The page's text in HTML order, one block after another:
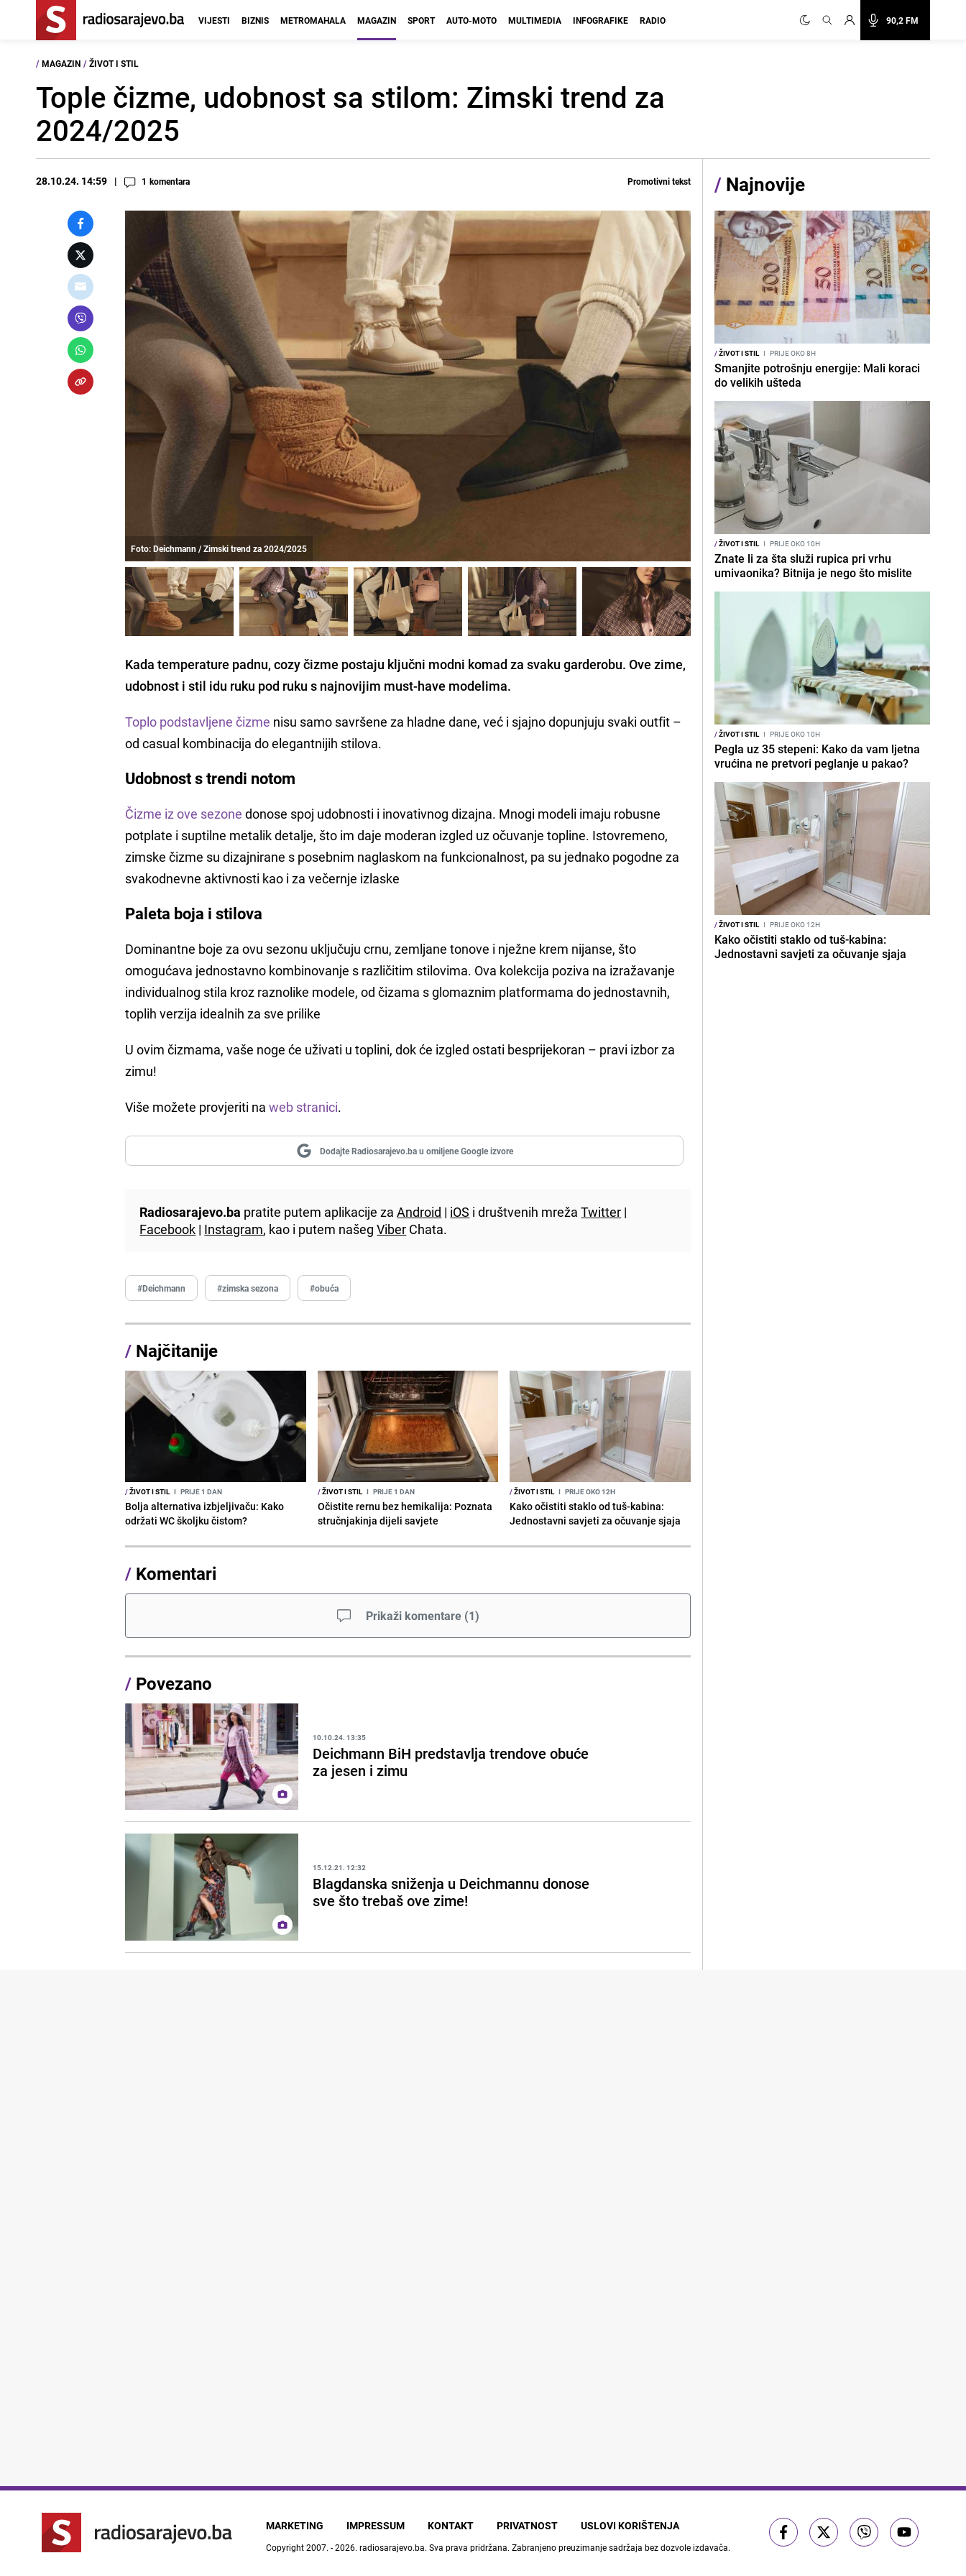
90,2 FM
VIJESTI BIZNIS METROMAHALA MAGAZIN SPORT AUTO-MOTO MULTIMEDIA INFOGRAFIKE RADIO
/ MAGAZIN / ŽIVOT I STIL
Tople čizme, udobnost sa stilom: Zimski trend za
2024/2025
28.10.24. 14:59 1 komentara Promotivni tekst
Foto: Deichmann / Zimski trend za 2024/2025
Kada temperature padnu, cozy čizme postaju ključni modni komad za svaku garderobu. Ove zime,
udobnost i stil idu ruku pod ruku s najnovijim must-have modelima.
Toplo podstavljene čizme nisu samo savršene za hladne dane, već i sjajno dopunjuju svaki outfit –
od casual kombinacija do elegantnijih stilova.
Udobnost s trendi notom
Čizme iz ove sezone donose spoj udobnosti i inovativnog dizajna. Mnogi modeli imaju robusne
potplate i suptilne metalik detalje, što im daje moderan izgled uz očuvanje topline. Istovremeno,
zimske čizme su dizajnirane s posebnim naglaskom na funkcionalnost, pa su jednako pogodne za
svakodnevne aktivnosti kao i za večernje izlaske
Paleta boja i stilova
Dominantne boje za ovu sezonu uključuju crnu, zemljane tonove i nježne krem nijanse, što
omogućava jednostavno kombinovanje s različitim stilovima. Ova kolekcija poziva na izražavanje
individualnog stila kroz raznolike modele, od čizama s glomaznim platformama do jednostavnih,
toplih verzija idealnih za sve prilike
U ovim čizmama, vaše noge će uživati u toplini, dok će izgled ostati besprijekoran – pravi izbor za
zimu!
Više možete provjeriti naweb stranici.
Dodajte Radiosarajevo.ba u omiljene Google izvore
Radiosarajevo.ba pratite putem aplikacije zaAndroid | iOS i društvenih mrežaTwitter |
Facebook | Instagram, kao i putem našegViber Chata.
#Deichmann #zimska sezona #obuća
/ Najčitanije
/ŽIVOT I STIL I PRIJE 1 DAN
Bolja alternativa izbjeljivaču: Kako
održati WC školjku čistom?
/ŽIVOT I STIL I PRIJE 1 DAN
Očistite rernu bez hemikalija: Poznata
stručnjakinja dijeli savjete
/ŽIVOT I STIL I PRIJE OKO 12H
Kako očistiti staklo od tuš-kabina:
Jednostavni savjeti za očuvanje sjaja
/ Komentari
Prikaži komentare (1)
/ Povezano
10.10.24. 13:35
Deichmann BiH predstavlja trendove obuće
za jesen i zimu
15.12.21. 12:32
Blagdanska sniženja u Deichmannu donose
sve što trebaš ove zime!
/ Najnovije
/ŽIVOT I STIL I PRIJE OKO 8H
Smanjite potrošnju energije: Mali koraci
do velikih ušteda
/ŽIVOT I STIL I PRIJE OKO 10H
Znate li za šta služi rupica pri vrhu
umivaonika? Bitnija je nego što mislite
/ŽIVOT I STIL I PRIJE OKO 10H
Pegla uz 35 stepeni: Kako da vam ljetna
vrućina ne pretvori peglanje u pakao?
/ŽIVOT I STIL I PRIJE OKO 12H
Kako očistiti staklo od tuš-kabina:
Jednostavni savjeti za očuvanje sjaja
MARKETING IMPRESSUM KONTAKT PRIVATNOST USLOVI KORIŠTENJA
Copyright 2007. - 2026. radiosarajevo.ba. Sva prava pridržana. Zabranjeno preuzimanje sadržaja bez dozvole izdavača.